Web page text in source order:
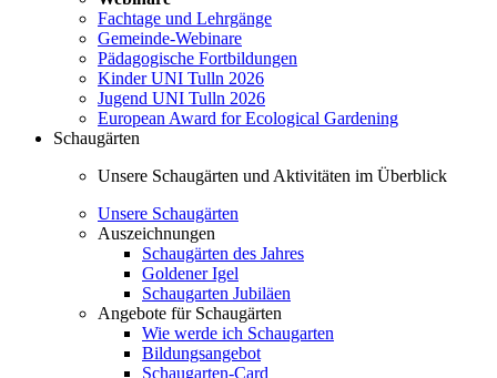
Fachtage und Lehrgänge
Gemeinde-Webinare
Pädagogische Fortbildungen
Kinder UNI Tulln 2026
Jugend UNI Tulln 2026
European Award for Ecological Gardening
Schaugärten
Unsere Schaugärten und Aktivitäten im Überblick
Unsere Schaugärten
Auszeichnungen
Schaugärten des Jahres
Goldener Igel
Schaugarten Jubiläen
Angebote für Schaugärten
Wie werde ich Schaugarten
Bildungsangebot
Schaugarten-Card